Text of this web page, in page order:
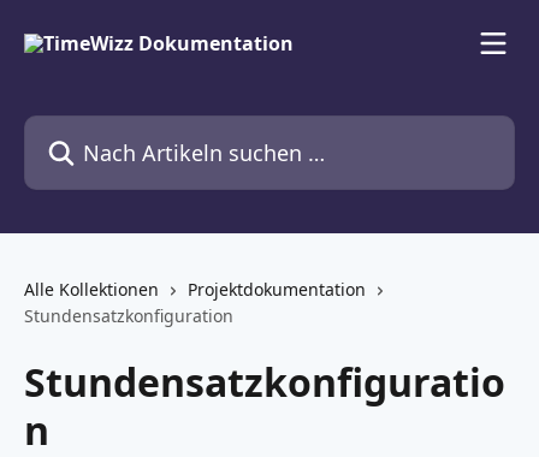
Nach Artikeln suchen …
Alle Kollektionen
Projektdokumentation
Stundensatzkonfiguration
Stundensatzkonfiguratio
n